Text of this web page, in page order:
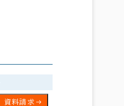
資料請求